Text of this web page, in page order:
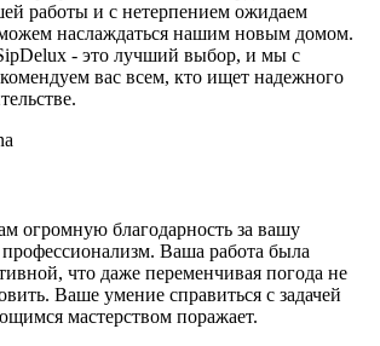
работы и с нетерпением ожидаем
наслаждаться нашим новым домом.
- это лучший выбор, и мы с
вас всем, кто ищет надежного
огромную благодарность за вашу
Ваша работа была
что даже переменчивая погода не
Ваше умение справиться с задачей
мастерством поражает.